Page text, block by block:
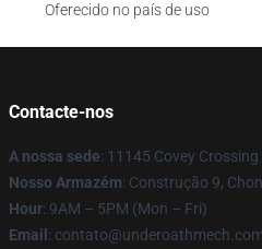
Oferecido no país de uso
Contacte-nos
A nossa sede: 11145 Covey
Nosso Armazém: Construção 9,
Hour: 9AM – 5PM (Mon – Fri)
Email : contato@underoathmech.com